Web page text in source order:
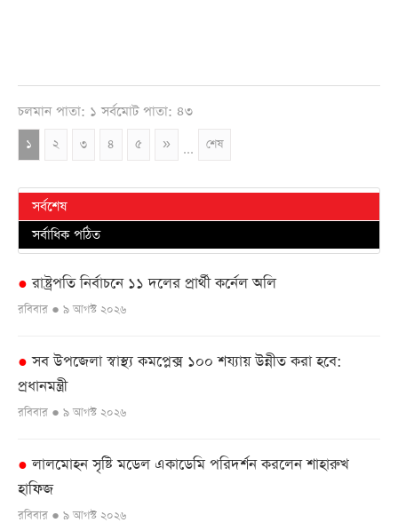
চলমান পাতা: ১ সর্বমোট পাতা: ৪৩
১ ২ ৩ ৪ ৫ » ... শেষ
সর্বশেষ
সর্বাধিক পঠিত
● রাষ্ট্রপতি নির্বাচনে ১১ দলের প্রার্থী কর্নেল অলি
রবিবার ● ৯ আগস্ট ২০২৬
● সব উপজেলা স্বাস্থ্য কমপ্লেক্স ১০০ শয্যায় উন্নীত করা হবে:
প্রধানমন্ত্রী
রবিবার ● ৯ আগস্ট ২০২৬
● লালমোহন সৃষ্টি মডেল একাডেমি পরিদর্শন করলেন শাহারুখ
হাফিজ
রবিবার ● ৯ আগস্ট ২০২৬